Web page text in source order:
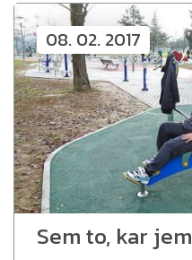
08. 02. 2017
Sem to, kar jem